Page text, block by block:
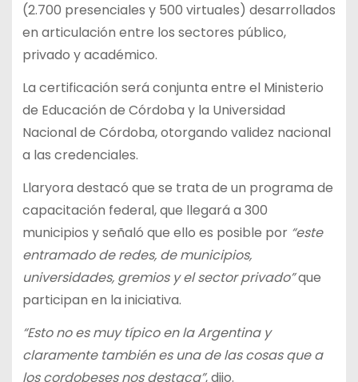
(2.700 presenciales y 500 virtuales) desarrollados
en articulación entre los sectores público,
privado y académico.
La certificación será conjunta entre el Ministerio
de Educación de Córdoba y la Universidad
Nacional de Córdoba, otorgando validez nacional
a las credenciales.
Llaryora destacó que se trata de un programa de
capacitación federal, que llegará a 300
municipios y señaló que ello es posible por “este
entramado de redes, de municipios,
universidades, gremios y el sector privado”que
participan en la iniciativa.
“Esto no es muy típico en la Argentina y
claramente también es una de las cosas que a
los cordobeses nos destaca”, dijo.